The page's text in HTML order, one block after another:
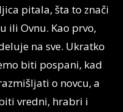
pitala, šta to znači
ili Ovnu. Kao prvo,
na sve. Ukratko
biti pospani, kad
o novcu, a
vredni, hrabri i